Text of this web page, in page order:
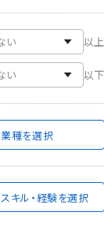
以上
以下
業種を選択
スキル・経験を選択